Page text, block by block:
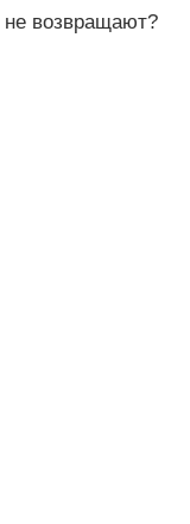
возвращают?